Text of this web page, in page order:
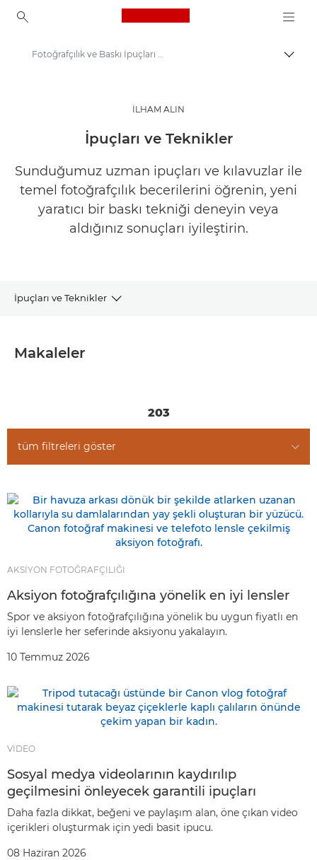
Canon Logo, back to
İçerik
İlham Alın | Fotoğrafçılık ve Baskı İpuçları ve Müşteri Kılavuzları
Fotoğrafçılık ve Baskı İpuçları ve Teknikleri
İLHAM ALIN
İpuçları ve Teknikler
Sunduğumuz uzman ipuçları ve kılavuzlar ile
temel fotoğrafçılık becerilerini öğrenin, yeni
yaratıcı bir baskı tekniği deneyin veya
aldığınız sonuçları iyileştirin.
İpuçları ve Teknikler
Makaleler
203
tüm filtreleri göster
AKSİYON FOTOĞRAFÇILIĞI
Aksiyon fotoğrafçılığına yönelik en iyi lensler
Spor ve aksiyon fotoğrafçılığına yönelik bu uygun fiyatlı en
iyi lenslerle her seferinde aksiyonu yakalayın.
10 Temmuz 2026
VİDEO
Sosyal medya videolarının kaydırılıp
geçilmesini önleyecek garantili ipuçları
Daha fazla dikkat, beğeni ve paylaşım alan, öne çıkan video
içerikleri oluşturmak için yedi basit ipucu.
08 Haziran 2026